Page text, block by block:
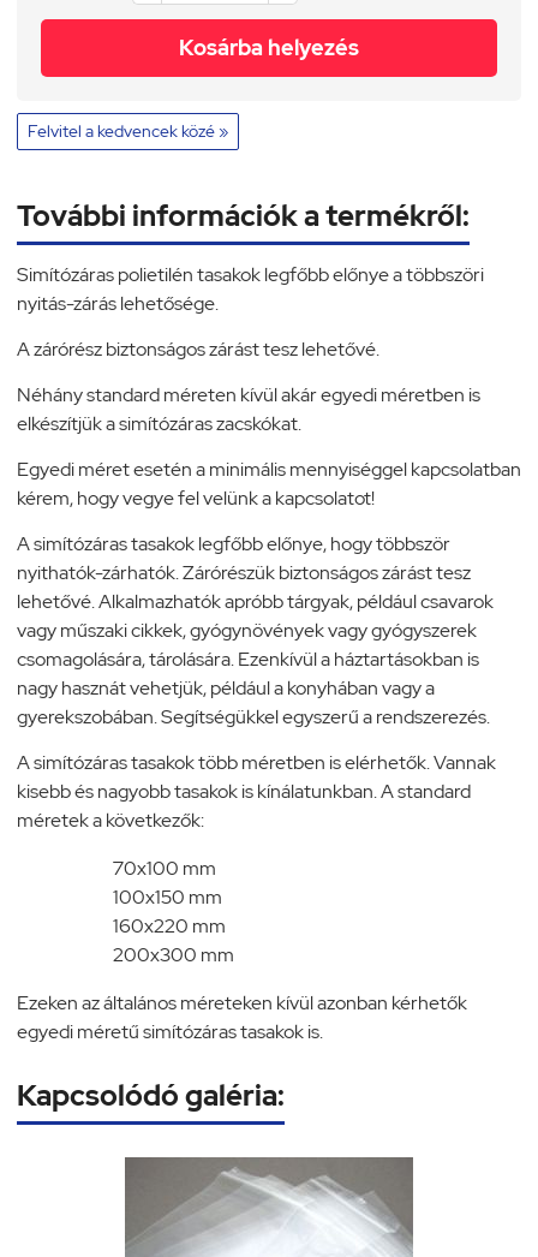
Kosárba helyezés
Felvitel a kedvencek közé »
További információk a termékről:
Simítózáras polietilén tasakok legfőbb előnye a többszöri
nyitás-zárás lehetősége.
A zárórész biztonságos zárást tesz lehetővé.
Néhány standard méreten kívül akár egyedi méretben is
elkészítjük a simítózáras zacskókat.
Egyedi méret esetén a minimális mennyiséggel kapcsolatban
kérem, hogy vegye fel velünk a kapcsolatot!
A simítózáras tasakok legfőbb előnye, hogy többször
nyithatók-zárhatók. Zárórészük biztonságos zárást tesz
lehetővé. Alkalmazhatók apróbb tárgyak, például csavarok
vagy műszaki cikkek, gyógynövények vagy gyógyszerek
csomagolására, tárolására. Ezenkívül a háztartásokban is
nagy hasznát vehetjük, például a konyhában vagy a
gyerekszobában. Segítségükkel egyszerű a rendszerezés.
A simítózáras tasakok több méretben is elérhetők. Vannak
kisebb és nagyobb tasakok is kínálatunkban. A standard
méretek a következők:
70x100 mm
100x150 mm
160x220 mm
200x300 mm
Ezeken az általános méreteken kívül azonban kérhetők
egyedi méretű simítózáras tasakok is.
Kapcsolódó galéria: